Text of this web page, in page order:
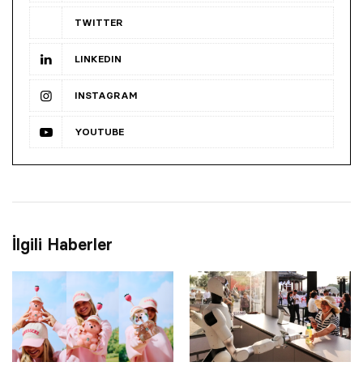
TWITTER
LINKEDIN
INSTAGRAM
YOUTUBE
İlgili Haberler